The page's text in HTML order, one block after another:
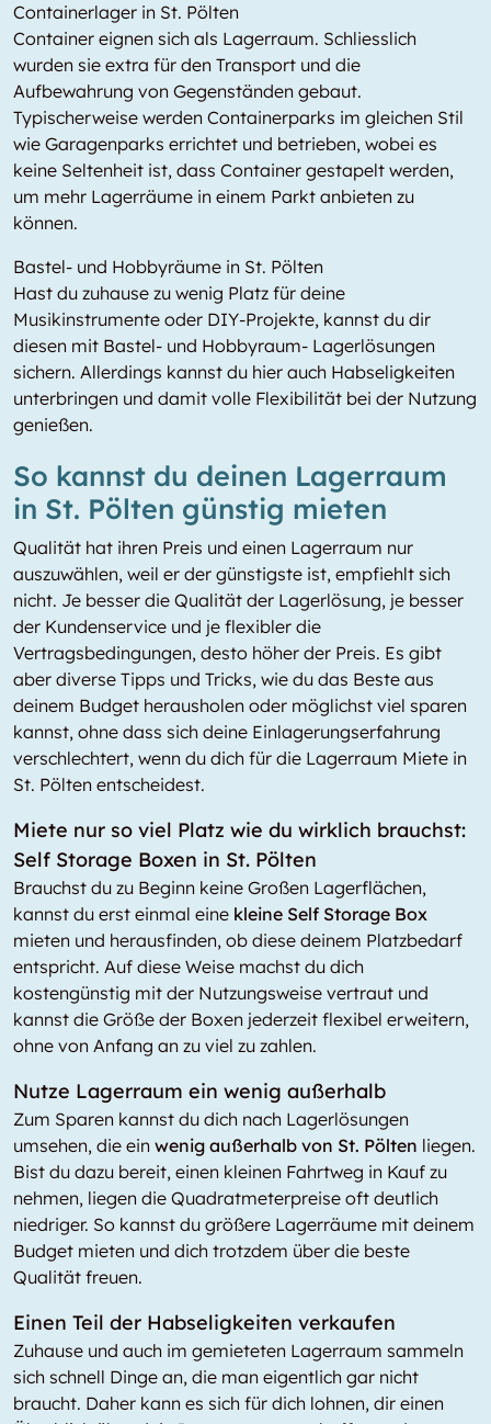
Containerlager in St. Pölten
Container eignen sich als Lagerraum. Schliesslich
wurden sie extra für den Transport und die
Aufbewahrung von Gegenständen gebaut.
Typischerweise werden Containerparks im gleichen Stil
wie Garagenparks errichtet und betrieben, wobei es
keine Seltenheit ist, dass Container gestapelt werden,
um mehr Lagerräume in einem Parkt anbieten zu
können.
Bastel- und Hobbyräume in St. Pölten
Hast du zuhause zu wenig Platz für deine
Musikinstrumente oder DIY-Projekte, kannst du dir
diesen mit Bastel- und Hobbyraum- Lagerlösungen
sichern. Allerdings kannst du hier auch Habseligkeiten
unterbringen und damit volle Flexibilität bei der Nutzung
genießen.
So kannst du deinen Lagerraum
in St. Pölten günstig mieten
Qualität hat ihren Preis und einen Lagerraum nur
auszuwählen, weil er der günstigste ist, empfiehlt sich
nicht. Je besser die Qualität der Lagerlösung, je besser
der Kundenservice und je flexibler die
Vertragsbedingungen, desto höher der Preis. Es gibt
aber diverse Tipps und Tricks, wie du das Beste aus
deinem Budget herausholen oder möglichst viel sparen
kannst, ohne dass sich deine Einlagerungserfahrung
verschlechtert, wenn du dich für die Lagerraum Miete in
St. Pölten entscheidest.
Miete nur so viel Platz wie du wirklich brauchst:
Self Storage Boxen in St. Pölten
Brauchst du zu Beginn keine Großen Lagerflächen,
kannst du erst einmal eine kleine Self Storage Box
mieten und herausfinden, ob diese deinem Platzbedarf
entspricht. Auf diese Weise machst du dich
kostengünstig mit der Nutzungsweise vertraut und
kannst die Größe der Boxen jederzeit flexibel erweitern,
ohne von Anfang an zu viel zu zahlen.
Nutze Lagerraum ein wenig außerhalb
Zum Sparen kannst du dich nach Lagerlösungen
umsehen, die ein wenig außerhalb von St. Pölten liegen.
Bist du dazu bereit, einen kleinen Fahrtweg in Kauf zu
nehmen, liegen die Quadratmeterpreise oft deutlich
niedriger. So kannst du größere Lagerräume mit deinem
Budget mieten und dich trotzdem über die beste
Qualität freuen.
Einen Teil der Habseligkeiten verkaufen
Zuhause und auch im gemieteten Lagerraum sammeln
sich schnell Dinge an, die man eigentlich gar nicht
braucht. Daher kann es sich für dich lohnen, dir einen